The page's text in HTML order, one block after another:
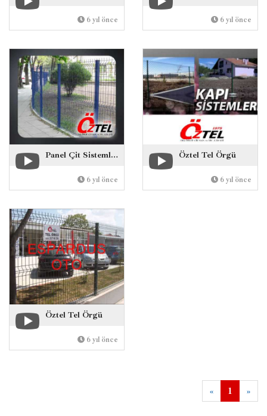
6 yıl önce 6 yıl önce
Panel Çit Sistemleri
6 yıl önce
Öztel Tel Örgü
6 yıl önce
Öztel Tel Örgü
6 yıl önce
« 1 »